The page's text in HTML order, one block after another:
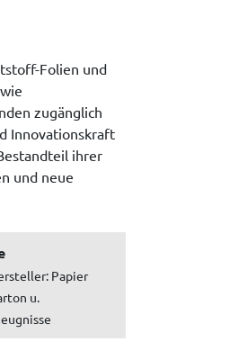
Folien und
zugänglich
Innovationskraft
ihrer
und neue
Papier
u.